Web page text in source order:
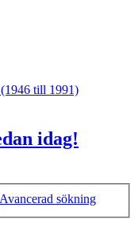
till 1991)
idag!
Avancerad sökning